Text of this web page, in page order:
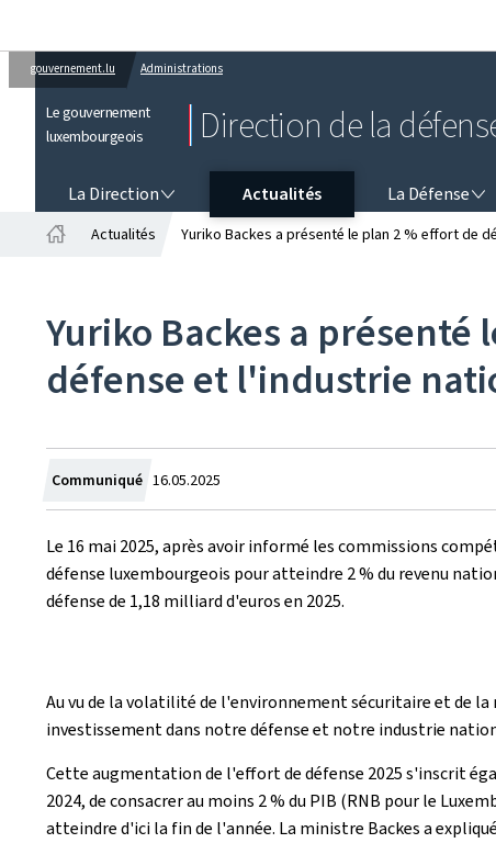
gouvernement.lu Administrations
Le gouvernement
luxembourgeois
Direction de la
La Direction Actualités La Défense
LA DÉFENSE
Actualités Yuriko Backes a présenté le plan 2 % effort de
Yuriko Backes a présenté
défense et l'industrie
Communiqué Crée
le
16.05.2025
Le 16 mai 2025, après avoir informé les commissions
défense luxembourgeois pour atteindre 2 % du revenu
défense de 1,18 milliard d'euros en 2025.
Au vu de la volatilité de l'environnement sécuritaire et de la
investissement dans notre défense et notre industrie
Cette augmentation de l'effort de défense 2025 s'inscrit
2024, de consacrer au moins 2 % du PIB (RNB pour le
atteindre d'ici la fin de l'année. La ministre Backes a